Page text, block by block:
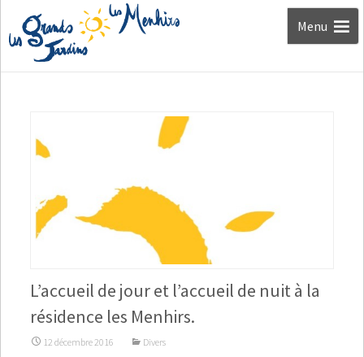
Menu
L’accueil de jour et l’accueil de nuit à la
résidence les Menhirs.
12 décembre 2016 Divers